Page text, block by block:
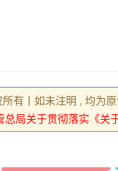
有丨如未注明 , 均为
总局关于贯彻落实《关